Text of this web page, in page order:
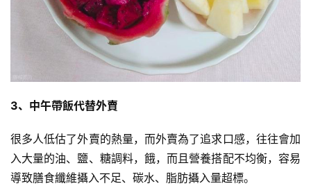
身
頻
3、中午帶飯代替外賣
很多人低估了外賣的熱量，而外賣為了追求口感，往往會加
入大量的油、鹽、糖調料，餓，而且營養搭配不均衡，容易
導致膳食纖維攝入不足、碳水、脂肪攝入量超標。